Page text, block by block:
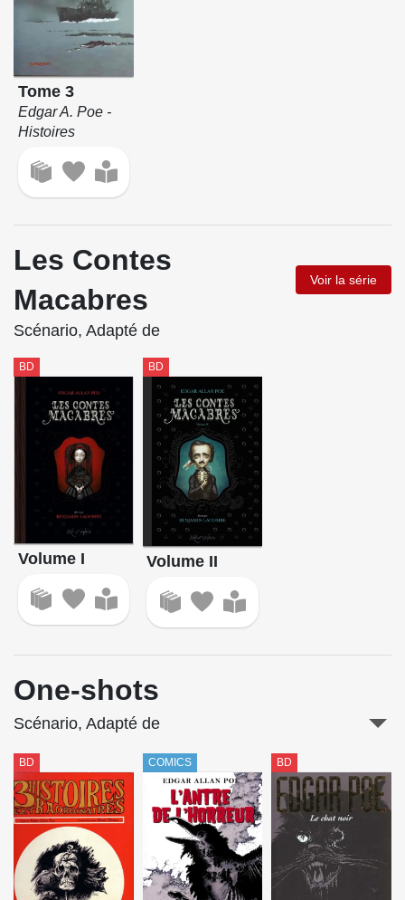
Tome 3
Edgar A. Poe -
Histoires
Les Contes
Macabres
Voir la série
Scénario, Adapté de
BD
Volume I
BD
Volume II
One-shots
Scénario, Adapté de
BD COMICS BD